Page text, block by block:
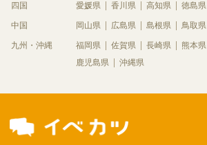
四国 愛媛県 香川県 高知県 徳島県
中国 岡山県 広島県 島根県 鳥取県
九州・沖縄 福岡県 佐賀県 長崎県 熊本県
鹿児島県
沖縄県